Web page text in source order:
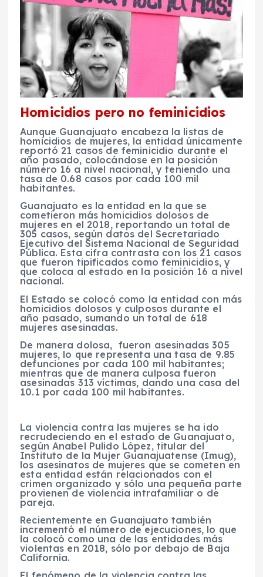
Homicidios pero no feminicidios
Aunque Guanajuato encabeza la listas de
homicidios de mujeres, la entidad únicamente
reportó 21 casos de feminicidio durante el
año pasado, colocándose en la posición
número 16 a nivel nacional, y teniendo una
tasa de 0.68 casos por cada 100 mil
habitantes.
Guanajuato es la entidad en la que se
cometieron más homicidios dolosos de
mujeres en el 2018, reportando un total de
305 casos, según datos del Secretariado
Ejecutivo del Sistema Nacional de Seguridad
Pública. Esta cifra contrasta con los 21 casos
que fueron tipificados como feminicidios, y
que coloca al estado en la posición 16 a nivel
nacional.
El Estado se colocó como la entidad con más
homicidios dolosos y culposos durante el
año pasado, sumando un total de 618
mujeres asesinadas.
De manera dolosa, fueron asesinadas 305
mujeres, lo que representa una tasa de 9.85
defunciones por cada 100 mil habitantes;
mientras que de manera culposa fueron
asesinadas 313 víctimas, dando una casa del
10.1 por cada 100 mil habitantes.
La violencia contra las mujeres se ha ido
recrudeciendo en el estado de Guanajuato,
según Anabel Pulido López, titular del
Instituto de la Mujer Guanajuatense (Imug),
los asesinatos de mujeres que se cometen en
esta entidad están relacionados con el
crimen organizado y sólo una pequeña parte
provienen de violencia intrafamiliar o de
pareja.
Recientemente en Guanajuato también
incrementó el número de ejecuciones, lo que
la colocó como una de las entidades más
violentas en 2018, sólo por debajo de Baja
California.